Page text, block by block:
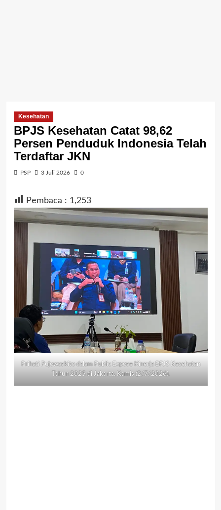
Kesehatan
BPJS Kesehatan Catat 98,62
Persen Penduduk Indonesia Telah
Terdaftar JKN
PSP 3 Juli 2026 0
Pembaca : 1,253
Prihati Pujowaskito dalam Public Expose Kinerja BPJS Kesehatan
Tahun 2025 di Jakarta, Kamis (2/7/2026).